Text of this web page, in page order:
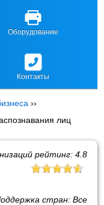
Оборудование
Контакты
››
лиц
рейтинг: 4.8
стран: Все